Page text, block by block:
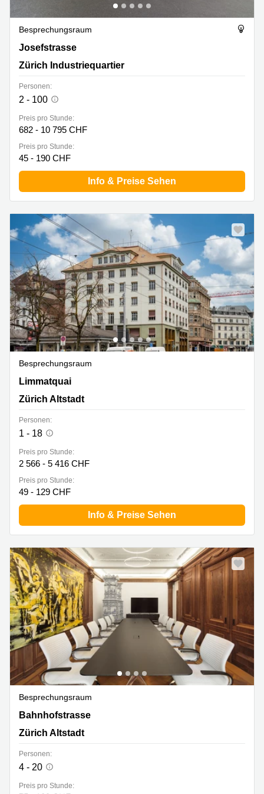
Besprechungsraum
Josefstrasse 214a, Zürich Industriequartier
Josefstrasse
Zürich Industriequartier
Personen:
2 - 100
Preis pro Stunde:
682 - 10 795 CHF
Preis pro Stunde:
45 - 190 CHF
Info & Preise Sehen
Besprechungsraum
Limmatquai 4, Zürich Altstadt
Limmatquai
Zürich Altstadt
Personen:
1 - 18
Preis pro Stunde:
2 566 - 5 416 CHF
Preis pro Stunde:
49 - 129 CHF
Info & Preise Sehen
Besprechungsraum
Bahnhofstrasse 10, Zürich Altstadt
Bahnhofstrasse
Zürich Altstadt
Personen:
4 - 20
Preis pro Stunde: